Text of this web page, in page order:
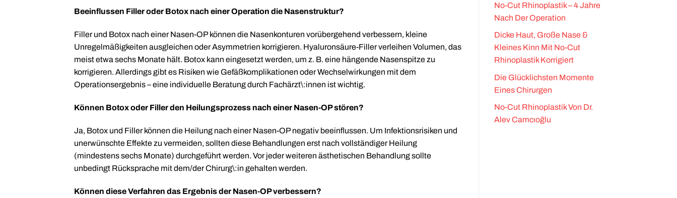
Beeinflussen Filler oder Botox nach einer Operation die Nasenstruktur?
Filler und Botox nach einer Nasen-OP können die Nasenkonturen vorübergehend verbessern, kleine
Unregelmäßigkeiten ausgleichen oder Asymmetrien korrigieren. Hyaluronsäure-Filler verleihen Volumen, das
meist etwa sechs Monate hält. Botox kann eingesetzt werden, um z. B. eine hängende Nasenspitze zu
korrigieren. Allerdings gibt es Risiken wie Gefäßkomplikationen oder Wechselwirkungen mit dem
Operationsergebnis – eine individuelle Beratung durch Fachärzt\:innen ist wichtig.
Können Botox oder Filler den Heilungsprozess nach einer Nasen-OP stören?
Ja, Botox und Filler können die Heilung nach einer Nasen-OP negativ beeinflussen. Um Infektionsrisiken und
unerwünschte Effekte zu vermeiden, sollten diese Behandlungen erst nach vollständiger Heilung
(mindestens sechs Monate) durchgeführt werden. Vor jeder weiteren ästhetischen Behandlung sollte
unbedingt Rücksprache mit dem/der Chirurg\:in gehalten werden.
Können diese Verfahren das Ergebnis der Nasen-OP verbessern?
No-Cut Rhinoplastik – 4 Jahre
Nach Der Operation
Dicke Haut, Große Nase &
Kleines Kinn Mit No-Cut
Rhinoplastik Korrigiert
Die Glücklichsten Momente
Eines Chirurgen
No-Cut Rhinoplastik Von Dr.
Alev Camcıoğlu